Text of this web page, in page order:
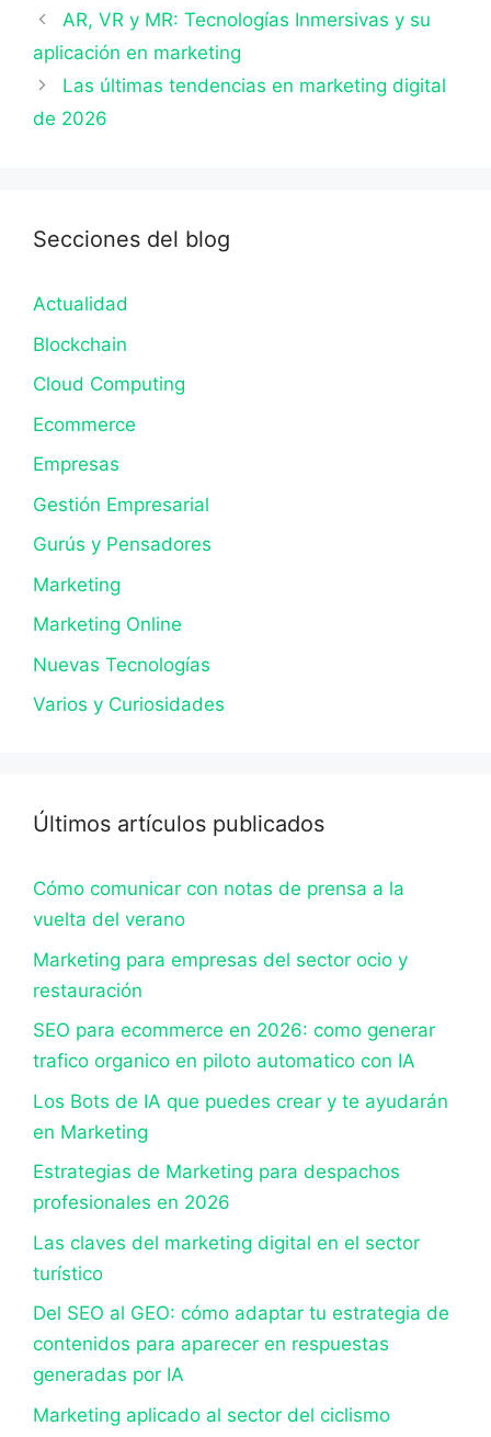
AR, VR y MR: Tecnologías Inmersivas y su
aplicación en marketing
Las últimas tendencias en marketing digital
de 2026
Secciones del blog
Actualidad
Blockchain
Cloud Computing
Ecommerce
Empresas
Gestión Empresarial
Gurús y Pensadores
Marketing
Marketing Online
Nuevas Tecnologías
Varios y Curiosidades
Últimos artículos publicados
Cómo comunicar con notas de prensa a la
vuelta del verano
Marketing para empresas del sector ocio y
restauración
SEO para ecommerce en 2026: como generar
trafico organico en piloto automatico con IA
Los Bots de IA que puedes crear y te ayudarán
en Marketing
Estrategias de Marketing para despachos
profesionales en 2026
Las claves del marketing digital en el sector
turístico
Del SEO al GEO: cómo adaptar tu estrategia de
contenidos para aparecer en respuestas
generadas por IA
Marketing aplicado al sector del ciclismo